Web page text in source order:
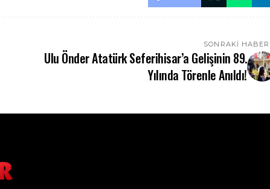
SONRAKI HABER
Ulu Önder Atatürk Seferihisar’a Gelişinin 89.
Yılında Törenle Anıldı!